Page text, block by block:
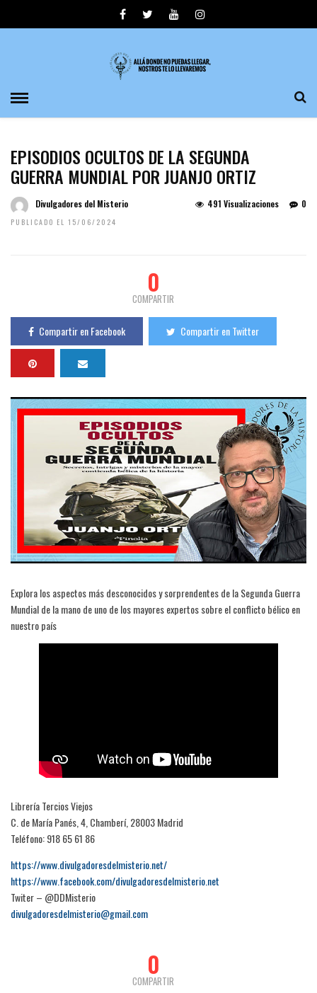
EPISODIOS OCULTOS DE LA SEGUNDA
GUERRA MUNDIAL POR JUANJO ORTIZ
Divulgadores del Misterio
PUBLICADO EL 15/06/2024
0
491 Visualizaciones
0
COMPARTIR
Compartir en Facebook Compartir en Twitter
Explora los aspectos más desconocidos y sorprendentes de la Segunda Guerra
Mundial de la mano de uno de los mayores expertos sobre el conflicto bélico en
nuestro país
Librería Tercios Viejos
C. de María Panés, 4, Chamberí, 28003 Madrid
Teléfono: 918 65 61 86
https://www.divulgadoresdelmisterio.net/
https://www.facebook.com/divulgadoresdelmisterio.net
Twiter – @DDMisterio
divulgadoresdelmisterio@gmail.com
0
COMPARTIR